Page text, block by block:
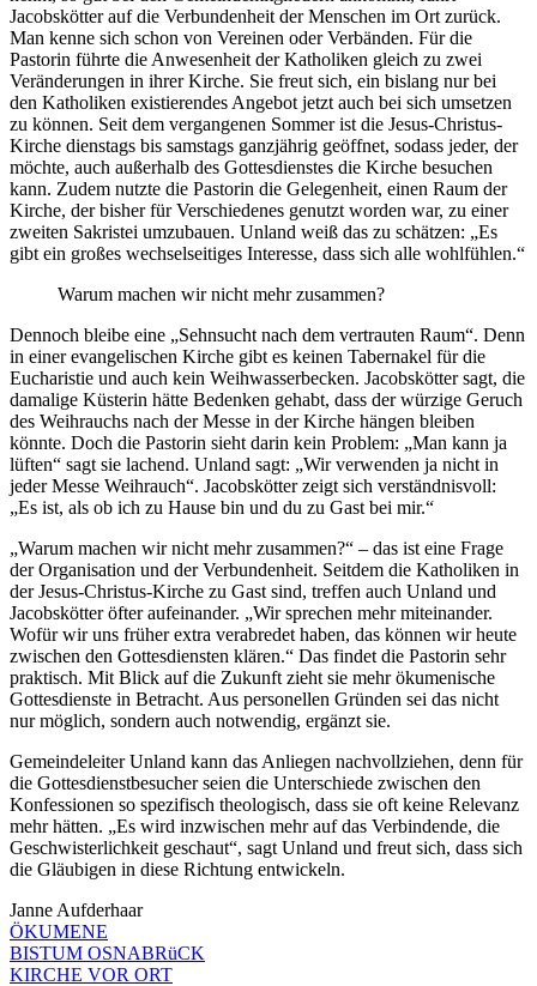
Jacobskötter auf die Verbundenheit der Menschen im Ort zurück.
Man kenne sich schon von Vereinen oder Verbänden. Für die
Pastorin führte die Anwesenheit der Katholiken gleich zu zwei
Veränderungen in ihrer Kirche. Sie freut sich, ein bislang nur bei
den Katholiken existierendes Angebot jetzt auch bei sich umsetzen
zu können. Seit dem vergangenen Sommer ist die Jesus-Christus-
Kirche dienstags bis samstags ganzjährig geöffnet, sodass jeder, der
möchte, auch außerhalb des Gottesdienstes die Kirche besuchen
kann. Zudem nutzte die Pastorin die Gelegenheit, einen Raum der
Kirche, der bisher für Verschiedenes genutzt worden war, zu einer
zweiten Sakristei umzubauen. Unland weiß das zu schätzen: „Es
gibt ein großes wechselseitiges Interesse, dass sich alle wohlfühlen.“
Warum machen wir nicht mehr zusammen?
Dennoch bleibe eine „Sehnsucht nach dem vertrauten Raum“. Denn
in einer evangelischen Kirche gibt es keinen Tabernakel für die
Eucharistie und auch kein Weihwasserbecken. Jacobskötter sagt, die
damalige Küsterin hätte Bedenken gehabt, dass der würzige Geruch
des Weihrauchs nach der Messe in der Kirche hängen bleiben
könnte. Doch die Pastorin sieht darin kein Problem: „Man kann ja
lüften“ sagt sie lachend. Unland sagt: „Wir verwenden ja nicht in
jeder Messe Weihrauch“. Jacobskötter zeigt sich verständnisvoll:
„Es ist, als ob ich zu Hause bin und du zu Gast bei mir.“
„Warum machen wir nicht mehr zusammen?“ – das ist eine Frage
der Organisation und der Verbundenheit. Seitdem die Katholiken in
der Jesus-Christus-Kirche zu Gast sind, treffen auch Unland und
Jacobskötter öfter aufeinander. „Wir sprechen mehr miteinander.
Wofür wir uns früher extra verabredet haben, das können wir heute
zwischen den Gottesdiensten klären.“ Das findet die Pastorin sehr
praktisch. Mit Blick auf die Zukunft zieht sie mehr ökumenische
Gottesdienste in Betracht. Aus personellen Gründen sei das nicht
nur möglich, sondern auch notwendig, ergänzt sie.
Gemeindeleiter Unland kann das Anliegen nachvollziehen, denn für
die Gottesdienstbesucher seien die Unterschiede zwischen den
Konfessionen so spezifisch theologisch, dass sie oft keine Relevanz
mehr hätten. „Es wird inzwischen mehr auf das Verbindende, die
Geschwisterlichkeit geschaut“, sagt Unland und freut sich, dass sich
die Gläubigen in diese Richtung entwickeln.
Janne Aufderhaar
ÖKUMENE
BISTUM OSNABRüCK
KIRCHE VOR ORT